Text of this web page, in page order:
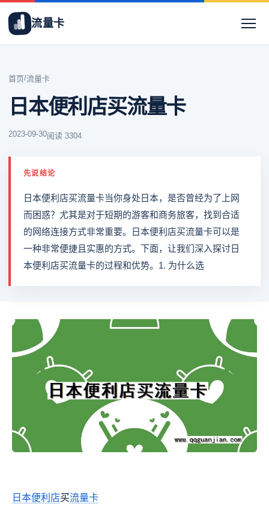
流量卡
首页/流量卡
日本便利店买流量卡
2023-09-30阅读 3304
先说结论
日本便利店买流量卡当你身处日本，是否曾经为了上网
而困惑？尤其是对于短期的游客和商务旅客，找到合适
的网络连接方式非常重要。日本便利店买流量卡可以是
一种非常便捷且实惠的方式。下面，让我们深入探讨日
本便利店买流量卡的过程和优势。1. 为什么选
日本便利店买流量卡